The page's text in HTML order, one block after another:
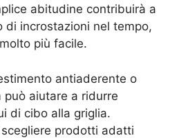
abitudine contribuirà a
di incrostazioni nel tempo,
più facile.
antiaderente o
aiutare a ridurre
di cibo alla griglia.
prodotti adatti